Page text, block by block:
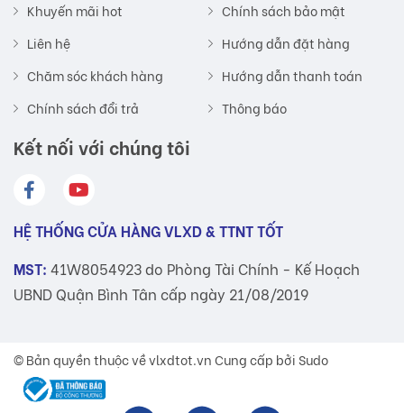
Khuyến mãi hot
Liên hệ
Chăm sóc khách hàng
Chính sách đổi trả
Chính sách bảo mật
Hướng dẫn đặt hàng
Hướng dẫn thanh toán
Thông báo
Kết nối với chúng tôi
HỆ THỐNG CỬA HÀNG VLXD & TTNT TỐT
MST: 41W8054923 do Phòng Tài Chính - Kế Hoạch
UBND Quận Bình Tân cấp ngày 21/08/2019
© Bản quyền thuộc vềvlxdtot.vnCung cấp bởi Sudo